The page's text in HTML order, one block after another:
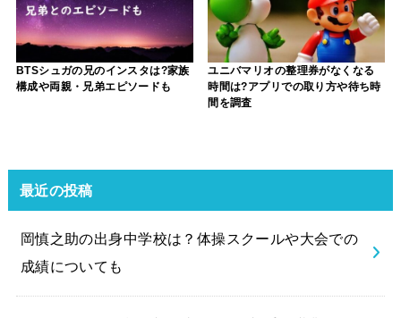
BTSシュガの兄のインスタは?家族
構成や両親・兄弟エピソードも
ユニバマリオの整理券がなくなる
時間は?アプリでの取り方や待ち時
間を調査
最近の投稿
岡慎之助の出身中学校は？体操スクールや大会での
成績についても